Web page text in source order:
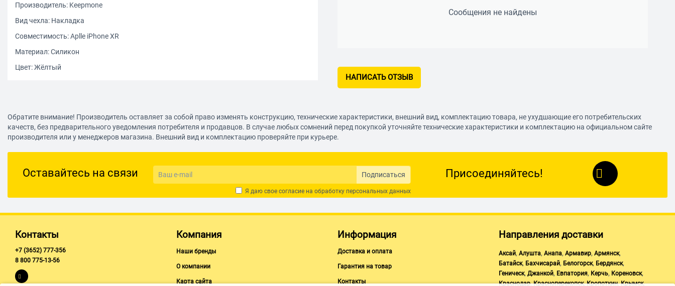
Производитель: Keepmone
Вид чехла: Накладка
Совместимость: Aplle iPhone XR
Материал: Силикон
Цвет: Жёлтый
Сообщения не найдены
НАПИСАТЬ ОТЗЫВ
Обратите внимание! Производитель оставляет за собой право изменять конструкцию, технические характеристики, внешний вид, комплектацию товара, не ухудшающие его потребительских
качеств, без предварительного уведомления потребителя и продавцов. В случае любых сомнений перед покупкой уточняйте технические характеристики и комплектацию на официальном сайте
производителя или у менеджеров магазина. Внешний вид и комплектацию проверяйте при курьере.
Оставайтесь на связи Подписаться
Я даю свое согласие на обработку персональных данных
Присоединяйтесь!
Контакты
+7 (3652) 777-356
8 800 775-13-56
Компания
Наши бренды
О компании
Карта сайта
Информация
Доставка и оплата
Гарантия на товар
Контакты
Направления доставки
Аксай, Алушта, Анапа, Армавир, Армянск,
Батайск, Бахчисарай, Белогорск, Бердянск,
Геническ, Джанкой, Евпатория, Керчь, Кореновск,
Краснодар,Красноперекопск,Кропоткин,Крымск,